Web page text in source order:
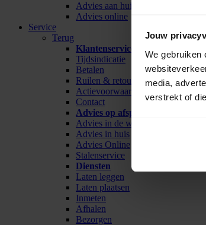
Jouw
We gebruiken
media,
verstrekt of
Advies aan huis
Advies online
Service
Terug
Klantenservice
Tijdsindicatie
Betalen
Ruilen & retour
Actievoorwaarden
Contact
Advies op afspraak
Advies in de winkel
Advies in huis
Advies Online
Stalenservice
Diensten
Laten leggen
Laten plaatsen
Inmeten
Afhalen
Bezorgen